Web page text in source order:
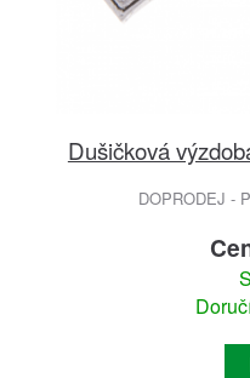
Dušičková
DOPRODEJ -